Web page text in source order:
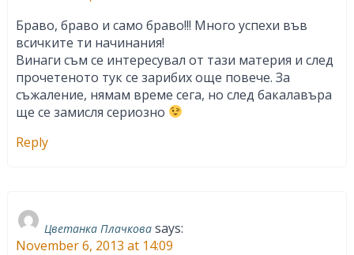
Браво, браво и само браво!!! Много успехи във
всичките ти начинания!
Винаги съм се интересувал от тази материя и след
прочетеното тук се зарибих още повече. За
съжаление, нямам време сега, но след бакалавъра
ще се замисля сериозно
Reply
Цветанка Плачкова says:
November 6, 2013 at 14:09